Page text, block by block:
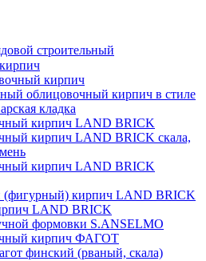
строительный
облицовочный кирпич в стиле
кладка
кирпич LAND BRICK
кирпич LAND BRICK скала,
кирпич LAND BRICK
кирпич LAND BRICK
LAND BRICK
формовки S.ANSELMO
кирпич ФАГОТ
финский (рваный, скала)